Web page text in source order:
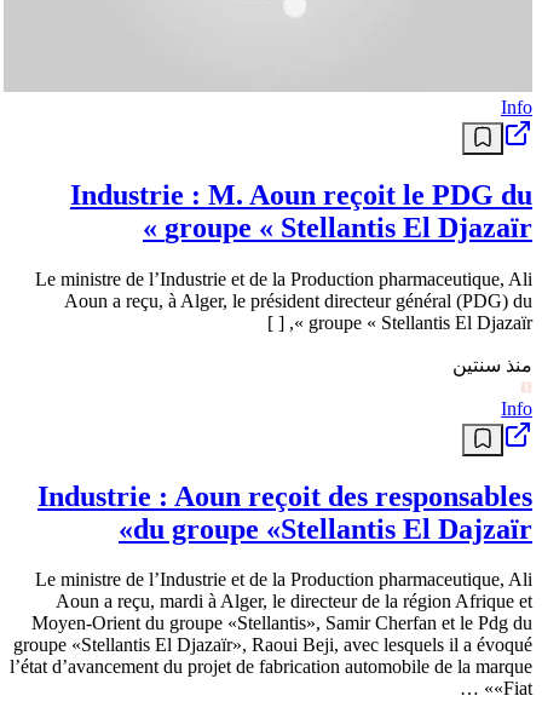
Info
Industrie : M. Aoun reçoit le PDG du
groupe « Stellantis El Djazaïr »
Le ministre de l’Industrie et de la Production pharmaceutique, Ali
Aoun a reçu, à Alger, le président directeur général (PDG) du
groupe « Stellantis El Djazaïr », [ ]
منذ سنتين
Info
Industrie : Aoun reçoit des responsables
du groupe «Stellantis El Dajzaïr»
Le ministre de l’Industrie et de la Production pharmaceutique, Ali
Aoun a reçu, mardi à Alger, le directeur de la région Afrique et
Moyen-Orient du groupe «Stellantis», Samir Cherfan et le Pdg du
groupe «Stellantis El Djazaïr», Raoui Beji, avec lesquels il a évoqué
l’état d’avancement du projet de fabrication automobile de la marque
«Fiat» …